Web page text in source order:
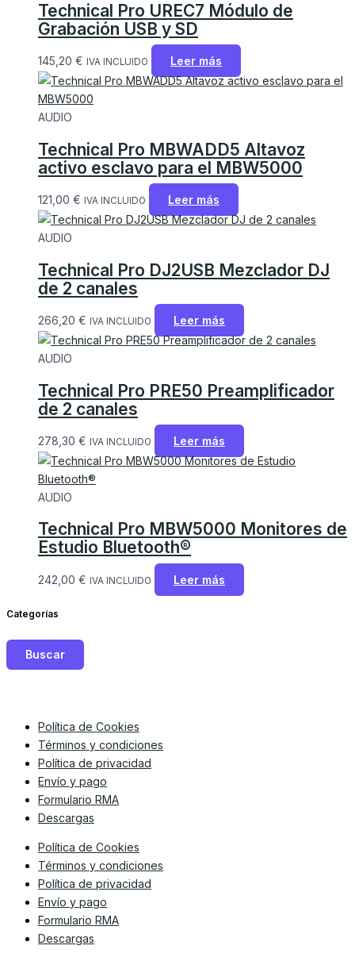
Technical Pro UREC7 Módulo de
Grabación USB y SD
145,20 € IVA INCLUIDO Leer más
AUDIO
Technical Pro MBWADD5 Altavoz
activo esclavo para el MBW5000
121,00 € IVA INCLUIDO Leer más
AUDIO
Technical Pro DJ2USB Mezclador DJ
de 2 canales
266,20 € IVA INCLUIDO Leer más
AUDIO
Technical Pro PRE50 Preamplificador
de 2 canales
278,30 € IVA INCLUIDO Leer más
AUDIO
Technical Pro MBW5000 Monitores de
Estudio Bluetooth®
242,00 € IVA INCLUIDO Leer más
Categorías
Buscar
Política de Cookies
Términos y condiciones
Política de privacidad
Envío y pago
Formulario RMA
Descargas
Política de Cookies
Términos y condiciones
Política de privacidad
Envío y pago
Formulario RMA
Descargas